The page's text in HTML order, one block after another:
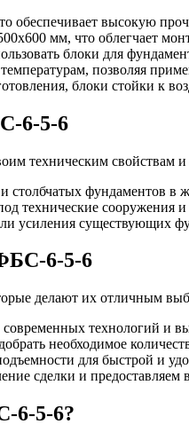
обеспечивает высокую
мм, что облегчает
блоки для
позволяя
блоки стойки к
6-5-6
техническим
фундаментов в
технические сооружения и
усиления существующих
6-5-6
делают их отличным
технологий и
необходимое
для быстрой и
сделки и
6-5-6?